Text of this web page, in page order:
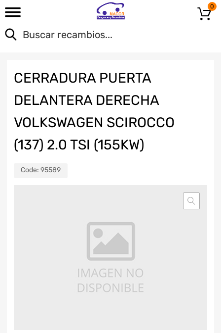
0
CERRADURA PUERTA
DELANTERA DERECHA
VOLKSWAGEN SCIROCCO
(137) 2.0 TSI (155KW)
Code: 95589